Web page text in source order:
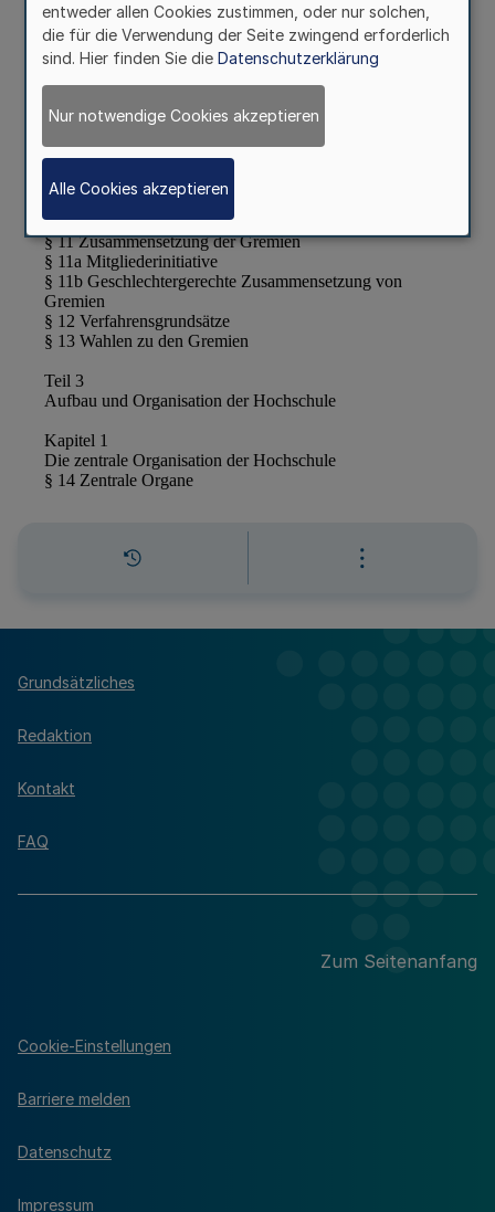
Grundsätzliches
Redaktion
Kontakt
FAQ
Zum Seitenanfang
Cookie-Einstellungen
Barriere melden
Datenschutz
Impressum
entweder allen Cookies zustimmen, oder nur solchen,
die für die Verwendung der Seite zwingend erforderlich
sind. Hier finden Sie die Datenschutzerklärung
Nur notwendige Cookies akzeptieren
Alle Cookies akzeptieren